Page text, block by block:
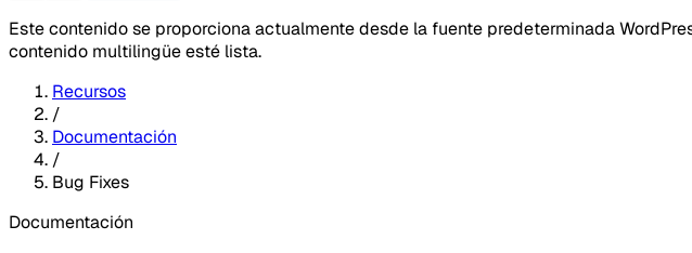
Este contenido se proporciona actualmente desde la fuente predeterminada
contenido multilingüe esté lista.
Recursos
/
Documentación
/
Bug Fixes
Documentación